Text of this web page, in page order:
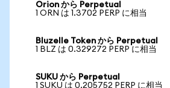
Orion から Perpetual
1 ORN は 1.3702 PERP に相当
Bluzelle Token から Perpetual
1 BLZ は 0.329272 PERP に相当
SUKU から Perpetual
1 SUKU は 0.205752 PERP に相当